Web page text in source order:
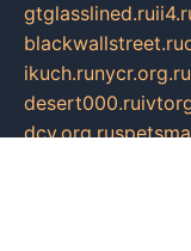
gtglasslined.ru
blackwallstreet.ru
ikuch.runycr.org.ru
desert000.ru
dcv.org.ru